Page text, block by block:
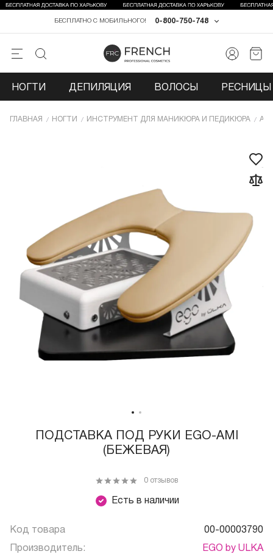
0-800-750-748
БЕСПЛАТНО С МОБИЛЬНОГО!
НОГТИ ДЕПИЛЯЦИЯ ВОЛОСЫ РЕСНИЦЫ
ГЛАВНАЯ НОГТИ ИНCТРУМЕНТ ДЛЯ МАНИКЮРА И ПЕДИКЮРА
ПОДСТАВКА ПОД РУКИ EGO-AMI
(БЕЖЕВАЯ)
Есть в наличии
0 отзывов
Код товара 00-00003790
Производитель: EGO by ULKA